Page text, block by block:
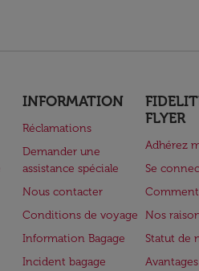
INFORMATION
Réclamations
Demander une
assistance spéciale
Nous contacter
Conditions de voyage
Information Bagage
Incident bagage
FLYER
Adhérez
Se
Nos
Statut de